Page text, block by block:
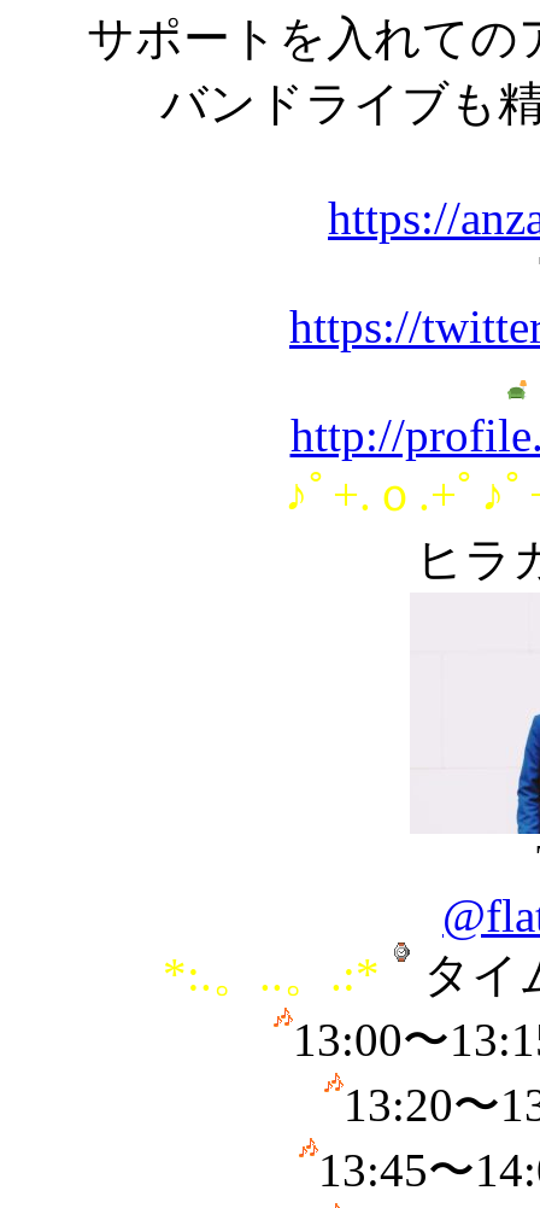
サポートを入れての
バンドライブも
https://
https://
http://
♪ﾟ+.ｏ.+ﾟ♪
ヒラ
*:.。..。.:*
タイ
13:00〜
13:20〜
13:45〜